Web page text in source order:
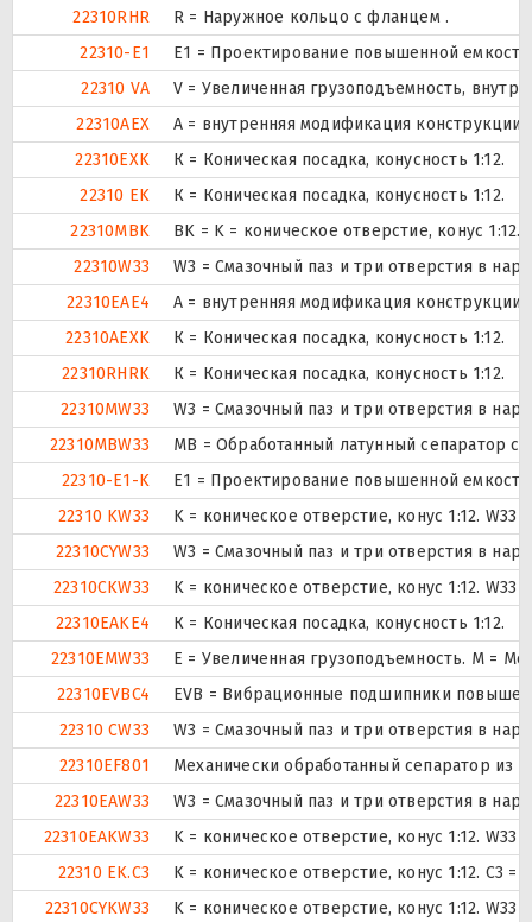
22310RHR
R = Наружное кольцо с фланцем .
22310-E1
E1 = Проектирование повышенной
22310 VA
V = Увеличенная грузоподъемность,
22310AEX
A = внутренняя модификация конструкции.
22310EXK
К = Коническая посадка, конусность 1:12.
22310 EK
К = Коническая посадка, конусность 1:12.
22310MBK
BK = K = коническое отверстие, конус
22310W33
W3 = Смазочный паз и три отверстия в
22310EAE4
A = внутренняя модификация конструкции.
22310AEXK
К = Коническая посадка, конусность 1:12.
22310RHRK
К = Коническая посадка, конусность 1:12.
22310MW33
W3 = Смазочный паз и три отверстия в
22310MBW33
MB = Обработанный латунный сепаратор
22310-E1-K
E1 = Проектирование повышенной
22310 KW33
K = коническое отверстие, конус 1:12.
22310CYW33
W3 = Смазочный паз и три отверстия в
22310CKW33
K = коническое отверстие, конус 1:12.
22310EAKE4
К = Коническая посадка, конусность 1:12.
22310EMW33
E = Увеличенная грузоподъемность. М =
22310EVBC4
EVB = Вибрационные подшипники
22310 CW33
W3 = Смазочный паз и три отверстия в
22310EF801
Механически обработанный сепаратор из
22310EAW33
W3 = Смазочный паз и три отверстия в
22310EAKW33
K = коническое отверстие, конус 1:12.
22310 EK.C3
K = коническое отверстие, конус 1:12. C3
22310CYKW33
K = коническое отверстие, конус 1:12.